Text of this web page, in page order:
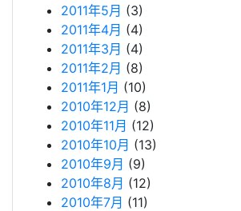
2011年5月 (3)
2011年4月 (4)
2011年3月 (4)
2011年2月 (8)
2011年1月 (10)
2010年12月 (8)
2010年11月 (12)
2010年10月 (13)
2010年9月 (9)
2010年8月 (12)
2010年7月 (11)